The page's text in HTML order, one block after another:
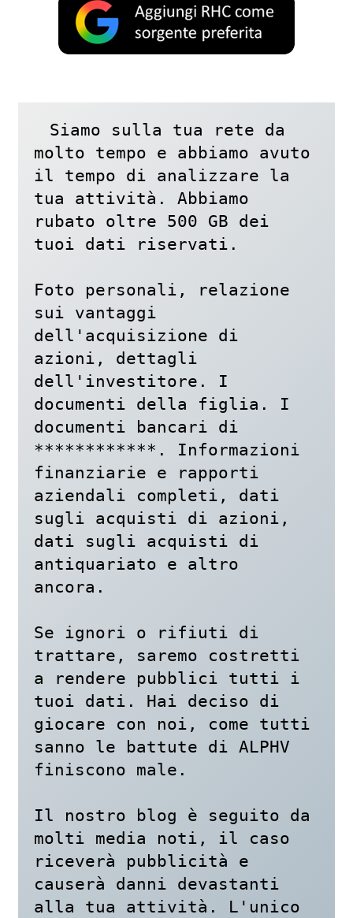
Siamo sulla tua rete da
molto tempo e abbiamo avuto
il tempo di analizzare la
tua attività. Abbiamo
rubato oltre 500 GB dei
tuoi dati riservati.
Foto personali, relazione
sui vantaggi
dell'acquisizione di
azioni, dettagli
dell'investitore. I
documenti della figlia. I
documenti bancari di
************. Informazioni
finanziarie e rapporti
aziendali completi, dati
sugli acquisti di azioni,
dati sugli acquisti di
antiquariato e altro
ancora.
Se ignori o rifiuti di
trattare, saremo costretti
a rendere pubblici tutti i
tuoi dati. Hai deciso di
giocare con noi, come tutti
sanno le battute di ALPHV
finiscono male.
Il nostro blog è seguito da
molti media noti, il caso
riceverà pubblicità e
causerà danni devastanti
alla tua attività. L'unico